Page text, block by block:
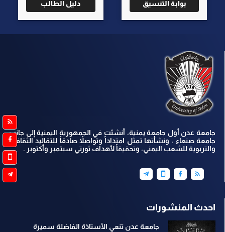
بوابة التنسيق دليل الطالب
جامعة عدن أول جامعة يمنية، أنشئت في الجمهورية اليمنية إلى جانب
جامعة صنعاء ، ونشأتها تمثل امتداداً وتواصلاً صادقاً للتقاليد الثقافية
والتربوية للشعب اليمني، وتحقيقاً لأهداف ثورتي سبتمبر وأكتوبر .
احدث المنشورات
جامعة عدن تنعي الأستاذة الفاضلة سميرة